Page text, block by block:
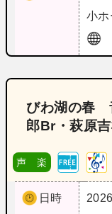
小ホ
びわ湖の春
郎Br・萩原
声 楽
日時